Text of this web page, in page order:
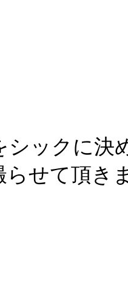
シックに
らせて頂き